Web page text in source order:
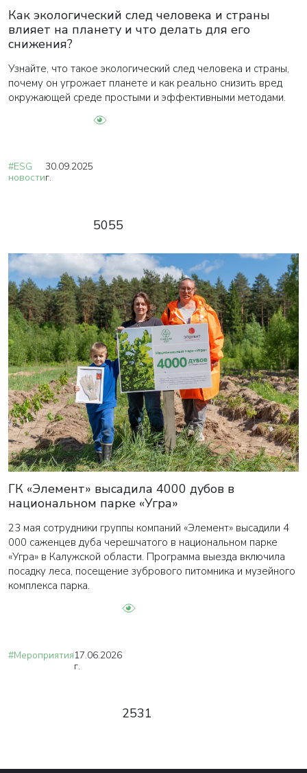
Как экологический след человека и страны
влияет на планету и что делать для его
снижения?
Узнайте, что такое экологический след человека и страны,
почему он угрожает планете и как реально снизить вред
окружающей среде простыми и эффективными методами.
#ESG
новости
30.09.2025
г.
5055
ГК «Элемент» высадила 4000 дубов в
национальном парке «Угра»
23 мая сотрудники группы компаний «Элемент» высадили 4
000 саженцев дуба черешчатого в национальном парке
«Угра» в Калужской области. Программа выезда включила
посадку леса, посещение зубрового питомника и музейного
комплекса парка.
#Мероприятия17.06.2026
г.
2531